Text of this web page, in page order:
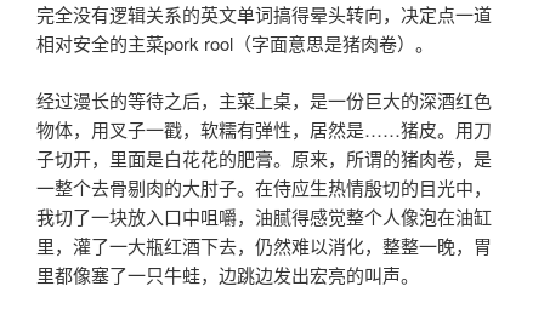
完全没有逻辑关系的英文单词搞得晕头转向，决定点一道
相对安全的主菜pork rool（字面意思是猪肉卷）。
经过漫长的等待之后，主菜上桌，是一份巨大的深酒红色
物体，用叉子一戳，软糯有弹性，居然是……猪皮。用刀
子切开，里面是白花花的肥膏。原来，所谓的猪肉卷，是
一整个去骨剔肉的大肘子。在侍应生热情殷切的目光中，
我切了一块放入口中咀嚼，油腻得感觉整个人像泡在油缸
里，灌了一大瓶红酒下去，仍然难以消化，整整一晚，胃
里都像塞了一只牛蛙，边跳边发出宏亮的叫声。